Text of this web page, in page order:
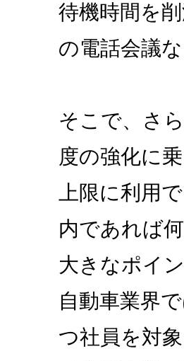
待機時間を
の電話会議
そこで、さ
度の強化に
上限に利用
内であれば
大きなポイ
自動車業界
つ社員を対